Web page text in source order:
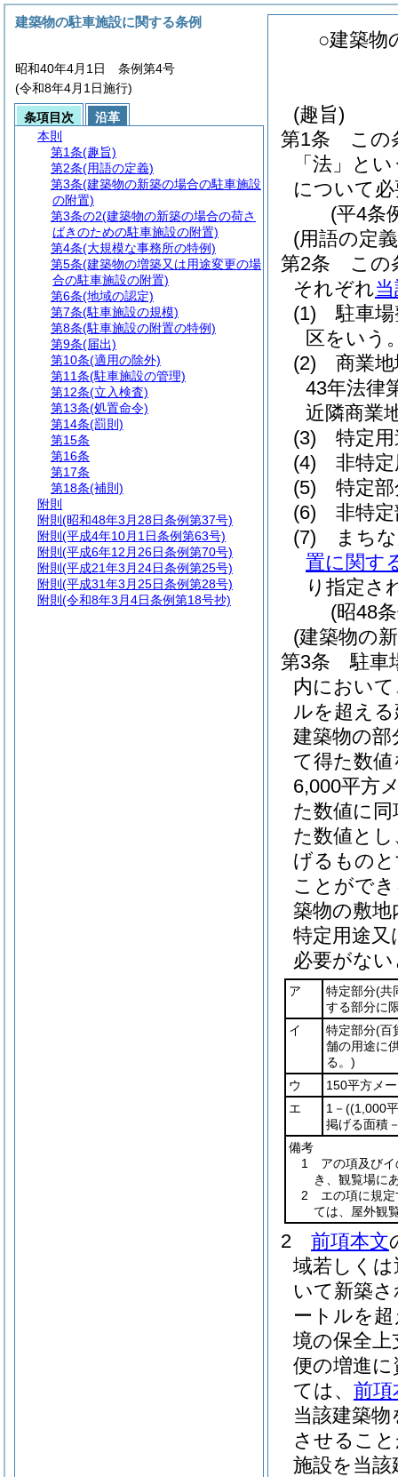
○建築物
(趣旨)
第1条
この
「法」と
について
(平4条
(用語の定
第2条
この
それぞれ
(1)
駐車
区をいう
(2)
商業
43年法律
近隣商業
(3)
特定
(4)
非特
(5)
特定
(6)
非特
(7)
まち
置に関す
り指定さ
(昭48
(建築物の
第3条
駐車
内におい
ルを超え
建築物の
て得た数
6,000平方
た数値に
た数値と
げるもの
ことがで
築物の敷
特定用途
必要がな
ア 特定部分(共
する部分に
イ
特定部分(百
舗の用途に
る。)
ウ
150平方メ
エ
1－ ((1,000
掲げる面積
備考
1 アの項及びイ
き、観覧場に
2 エの項に規定
ては、屋外観
2 前項本文
域若しく
いて新築
ートルを
境の保全
便の増進
ては、 前項
当該建築
させるこ
施設を当
建築物の駐車施設に関する条例
昭和40年4月1日 条例第4号
(令和8年4月1日施行)
条項目次
沿革
本則
第1条(趣旨)
第2条(用語の定義)
第3条(建築物の新築の場合の駐車施設
の附置)
第3条の2(建築物の新築の場合の荷さ
ばきのための駐車施設の附置)
第4条(大規模な事務所の特例)
第5条(建築物の増築又は用途変更の場
合の駐車施設の附置)
第6条(地域の認定)
第7条(駐車施設の規模)
第8条(駐車施設の附置の特例)
第9条(届出)
第10条(適用の除外)
第11条(駐車施設の管理)
第12条(立入検査)
第13条(処置命令)
第14条(罰則)
第15条
第16条
第17条
第18条(補則)
附則
附則 (昭和48年3月28日条例第37号)
附則 (平成4年10月1日条例第63号)
附則 (平成6年12月26日条例第70号)
附則 (平成21年3月24日条例第25号)
附則 (平成31年3月25日条例第28号)
附則 (令和8年3月4日条例第18号抄)